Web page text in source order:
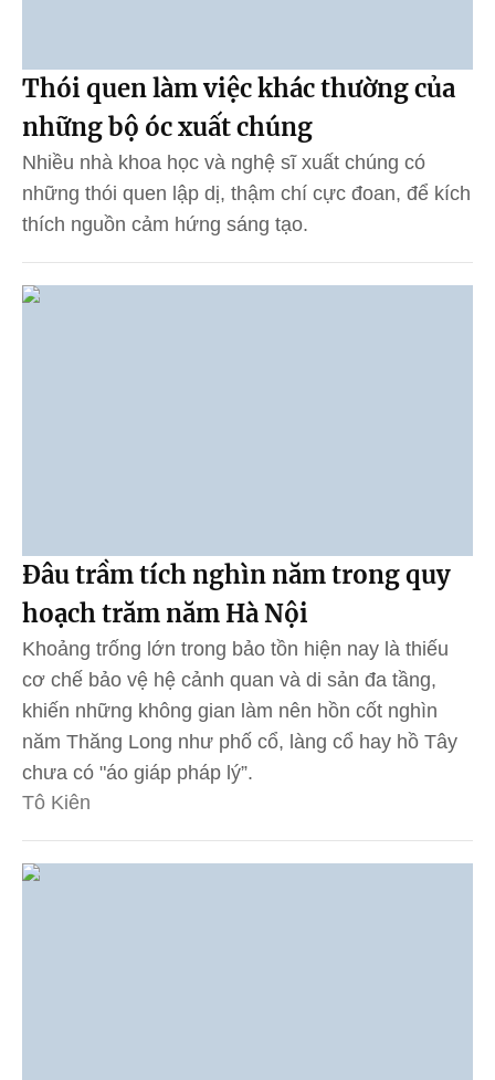
Thói quen làm việc khác thường của
những bộ óc xuất chúng
Nhiều nhà khoa học và nghệ sĩ xuất chúng có
những thói quen lập dị, thậm chí cực đoan, để kích
thích nguồn cảm hứng sáng tạo.
Đâu trầm tích nghìn năm trong quy
hoạch trăm năm Hà Nội
Khoảng trống lớn trong bảo tồn hiện nay là thiếu
cơ chế bảo vệ hệ cảnh quan và di sản đa tầng,
khiến những không gian làm nên hồn cốt nghìn
năm Thăng Long như phố cổ, làng cổ hay hồ Tây
chưa có "áo giáp pháp lý”.
Tô Kiên